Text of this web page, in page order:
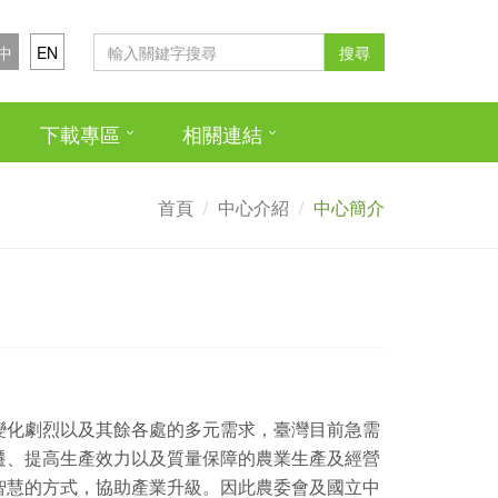
EN 搜尋
下載專區 相關連結
首頁 中心介紹 中心簡介
劇烈以及其餘各處的多元需求，臺灣目前急需
提高生產效力以及質量保障的農業生產及經營
的方式，協助產業升級。因此農委會及國立中